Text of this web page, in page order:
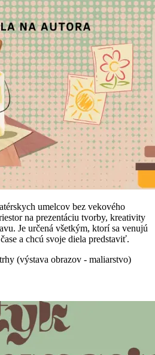
umelcov bez vekového
na prezentáciu tvorby, kreativity
Je určená všetkým, ktorí sa venujú
a chcú svoje diela predstaviť.
(výstava obrazov - maliarstvo)